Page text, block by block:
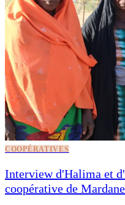
COOPÉRATIVES
Interview d'Halima et
coopérative de Mardane